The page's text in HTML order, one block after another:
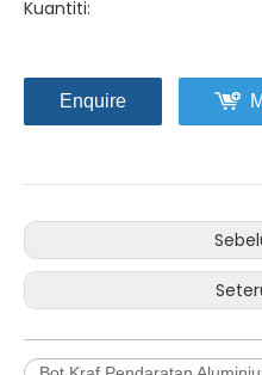
Kuantiti:
Enquire